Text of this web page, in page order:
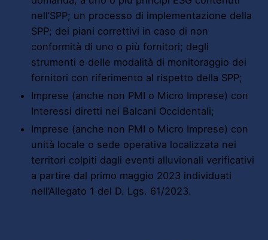
nell’SPP; un processo di implementazione della
SPP; dei piani correttivi in caso di non
conformità di uno o più fornitori; degli
strumenti e delle modalità di monitoraggio dei
fornitori con riferimento al rispetto della SPP;
Imprese (anche non PMI o Micro Imprese) con
Interessi diretti nei Balcani Occidentali;
Imprese (anche non PMI o Micro Imprese) con
unità locale o sede operativa localizzata nei
territori colpiti dagli eventi alluvionali verificativi
a partire dal primo maggio 2023 individuati
nell’Allegato 1 del D. Lgs. 61/2023.